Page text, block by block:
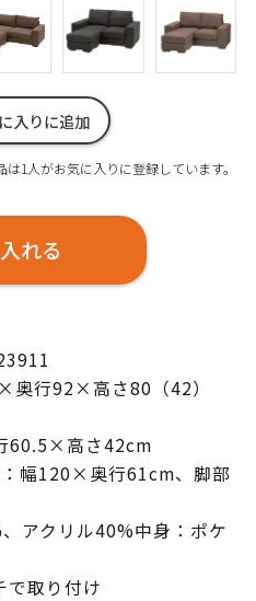
入りに追加
は1人がお気に入りに登録しています。
れる
奥行92×高さ80（42）
60.5×高さ42cm
幅120×奥行61cm、脚部
アクリル40%中身：ポケ
取り付け